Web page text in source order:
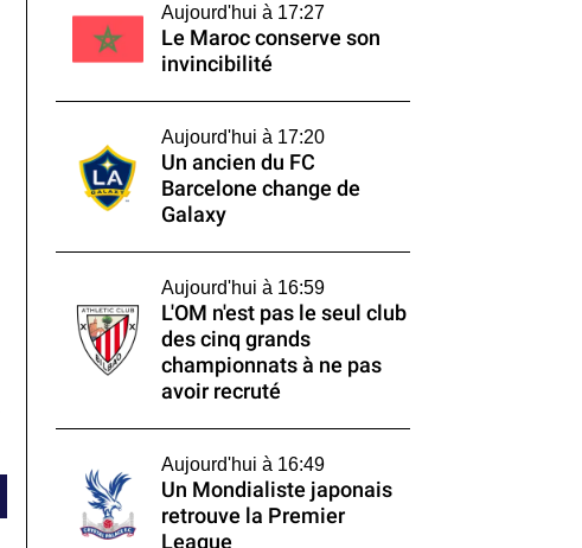
Aujourd'hui à 17:27
Le Maroc conserve son
invincibilité
Aujourd'hui à 17:20
Un ancien du FC
Barcelone change de
Galaxy
Aujourd'hui à 16:59
L'OM n'est pas le seul club
des cinq grands
championnats à ne pas
avoir recruté
Aujourd'hui à 16:49
Un Mondialiste japonais
retrouve la Premier
League